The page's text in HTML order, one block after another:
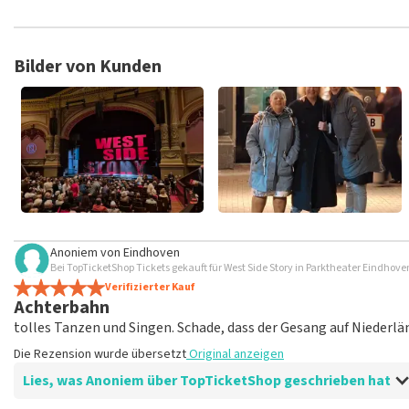
TopTicketShop sammelt Bewertungen von echten Kunden.
veröffentlicht. Es kann einige Wochen dauern, bis eine
Bilder von Kunden
Anoniem von Eindhoven
Bei TopTicketShop Tickets gekauft für West Side Story in Parktheater
Verifizierter Kauf
Achterbahn
tolles Tanzen und Singen. Schade, dass der Gesang auf
Die Rezension wurde übersetztOriginal anzeigen
Lies, was Anoniem über TopTicketShop geschrieben hat